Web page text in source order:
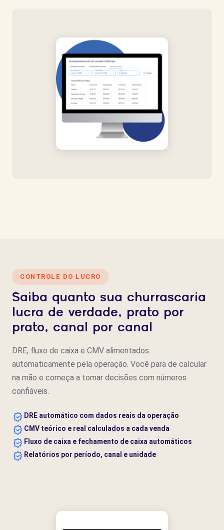
CONTROLE DO LUCRO
Saiba quanto sua churrascaria
lucra de verdade, prato por
prato, canal por canal
DRE, fluxo de caixa e CMV alimentados
automaticamente pela operação. Você para de calcular
na mão e começa a tomar decisões com números
confiáveis.
DRE automático com dados reais da operação
CMV teórico e real calculados a cada venda
Fluxo de caixa e fechamento de caixa automáticos
Relatórios por período, canal e unidade